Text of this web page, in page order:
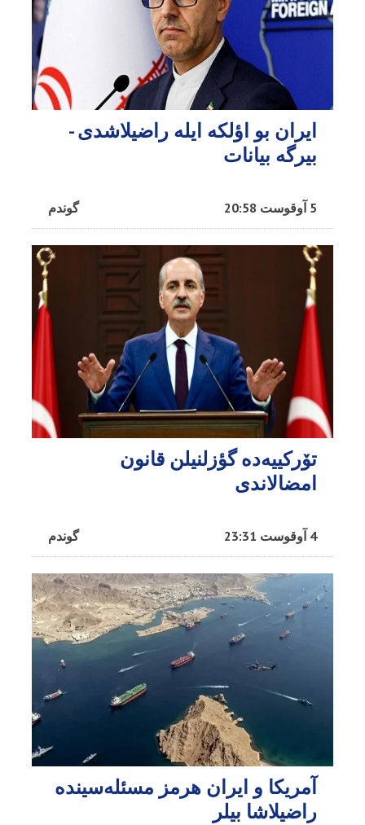
ایران بو اؤلکه ایله راضیلاشدی -
بیرگه بیانات
گوندم 5 آوقوست 20:58
تۆرکییه‌ده گؤزلنیلن قانون
امضالاندی
گوندم 4 آوقوست 23:31
آمریکا و ایران هرمز مسئله‌سینده
راضیلاشا بیلر